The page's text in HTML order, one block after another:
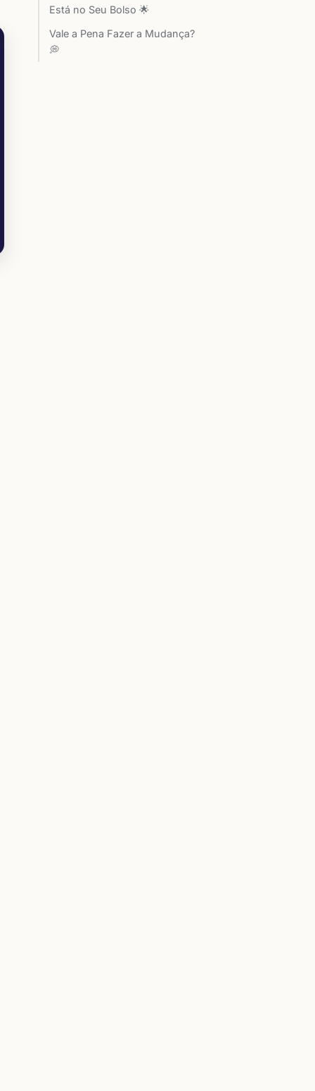
Está no Seu Bolso 🌟
Vale a Pena Fazer a Mudança?
💭